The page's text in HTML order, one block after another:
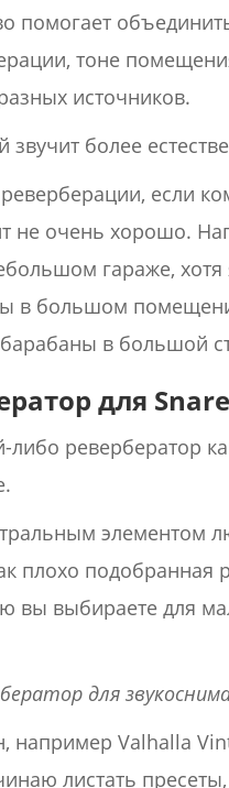
помогает
тоне
источников.
более
если
не очень хорошо.
гараже,
в большом
в большой
для Snare
ревербератор
элементом
плохо
вы выбираете для
для
Valhalla
листать